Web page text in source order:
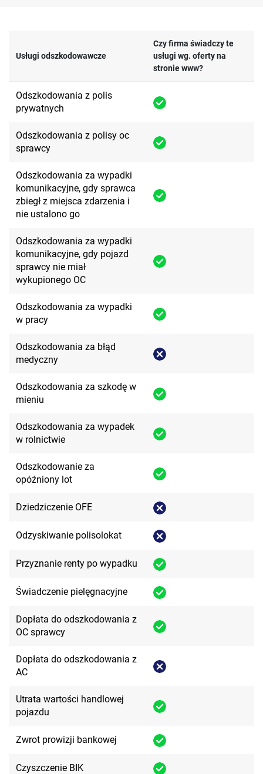
Usługi odszkodowawcze
Czy firma świadczy te
usługi wg. oferty na
stronie www?
Odszkodowania z polis
prywatnych
Odszkodowania z polisy oc
sprawcy
Odszkodowania za wypadki
komunikacyjne, gdy sprawca
zbiegł z miejsca zdarzenia i
nie ustalono go
Odszkodowania za wypadki
komunikacyjne, gdy pojazd
sprawcy nie miał
wykupionego OC
Odszkodowania za wypadki
w pracy
Odszkodowania za błąd
medyczny
Odszkodowania za szkodę w
mieniu
Odszkodowania za wypadek
w rolnictwie
Odszkodowanie za
opóźniony lot
Dziedziczenie OFE
Odzyskiwanie polisolokat
Przyznanie renty po wypadku
Świadczenie pielęgnacyjne
Dopłata do odszkodowania z
OC sprawcy
Dopłata do odszkodowania z
AC
Utrata wartości handlowej
pojazdu
Zwrot prowizji bankowej
Czyszczenie BIK